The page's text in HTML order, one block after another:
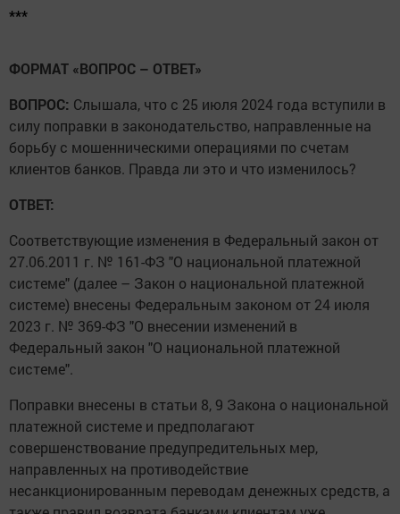
***
ФОРМАТ «ВОПРОС – ОТВЕТ»
ВОПРОС: Слышала, что с 25 июля 2024 года вступили в
силу поправки в законодательство, направленные на
борьбу с мошенническими операциями по счетам
клиентов банков. Правда ли это и что изменилось?
ОТВЕТ:
Соответствующие изменения в Федеральный закон от
27.06.2011 г. № 161-ФЗ "О национальной платежной
системе" (далее – Закон о национальной платежной
системе) внесены Федеральным законом от 24 июля
2023 г. № 369-ФЗ "О внесении изменений в
Федеральный закон "О национальной платежной
системе".
Поправки внесены в статьи 8, 9 Закона о национальной
платежной системе и предполагают
совершенствование предупредительных мер,
направленных на противодействие
несанкционированным переводам денежных средств, а